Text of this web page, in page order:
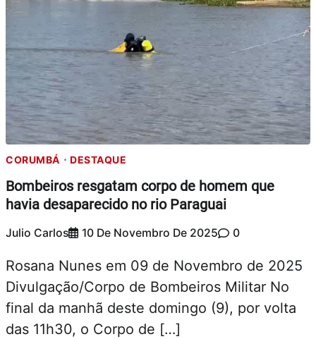
CORUMBÁ DESTAQUE
Bombeiros resgatam corpo de homem que
havia desaparecido no rio Paraguai
Julio Carlos 10 De Novembro De 2025 0
Rosana Nunes em 09 de Novembro de 2025
Divulgação/Corpo de Bombeiros Militar No
final da manhã deste domingo (9), por volta
das 11h30, o Corpo de […]